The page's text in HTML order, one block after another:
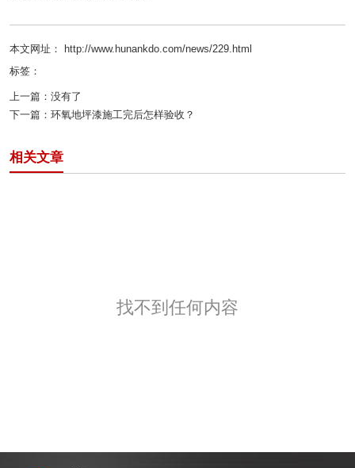
本文网址： http://www.hunankdo.com/news/229.html
标签：
上一篇： 没有了
下一篇： 环氧地坪漆施工完后怎样验收？
相关文章
找不到任何内容